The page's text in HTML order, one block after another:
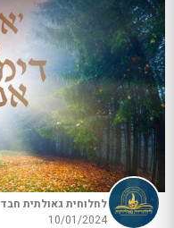
לחלוחית גאולתית חבד
10/01/2024